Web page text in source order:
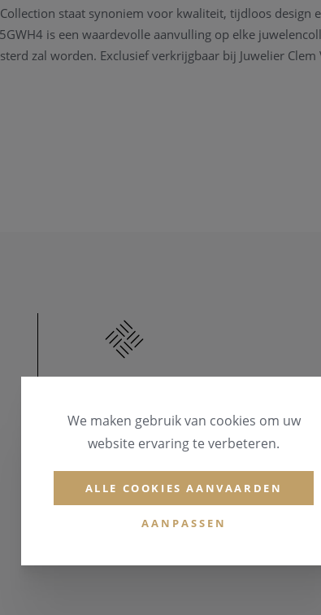
staat synoniem voor kwaliteit, tijdloos design
is een waardevolle aanvulling op elke
zal worden. Exclusief verkrijgbaar bij Juwelier Clem
Collection
MATERIAAL & KLEUR
Goud 18 karaat
EDELSTENEN
Briljant
We maken gebruik van cookies om uw
website ervaring te verbeteren.
ALLE COOKIES AANVAARDEN
AANPASSEN